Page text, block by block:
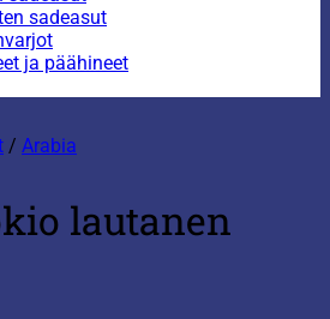
sadeasut
ja päähineet
/ Arabia
lautanen